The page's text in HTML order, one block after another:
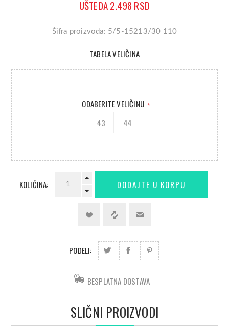
UŠTEDA 2.498 RSD
Šifra proizvoda: 5/5-15213/30 110
TABELA VELIČINA
ODABERITE VELIČINU *
43 44
KOLIČINA:
PODELI:
BESPLATNA DOSTAVA
SLIČNI PROIZVODI